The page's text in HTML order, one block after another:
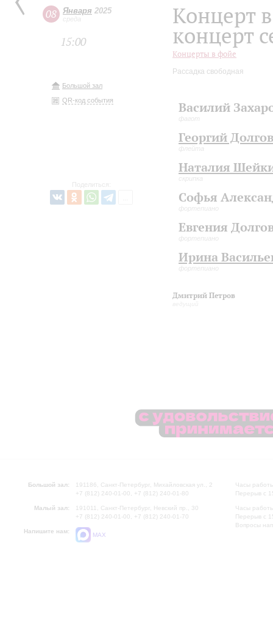
08 Января 2025
среда
15:00
Большой зал
QR-код события
Поделиться:
Концерт
концерт
Концерты в фойе
Рассадка свободная
Василий
фагот
Георгий Долгов
флейта
Наталия
скрипка
Софья
фортепиано
Евгения
фортепиано
Ирина
фортепиано
Дмитрий Петров
Большой зал:
191186, Санкт-Петербург, Михайловская ул., 2
+7 (812) 240-01-00, +7 (812) 240-01-80
Малый зал:
191011, Санкт-Петербург, Невский пр., 30
+7 (812) 240-01-00, +7 (812) 240-01-70
Напишите нам:
MAX
Часы
Перерыв с
Часы
Перерыв с
Вопросы